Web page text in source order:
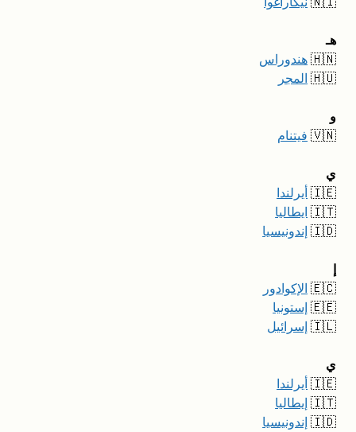
هـ
🇭🇳 هندوراس
🇭🇺 المجر
و
🇻🇳 فيتنام
ي
🇮🇪 أيرلندا
🇮🇹 ايطاليا
🇮🇩 إندونيسيا
🇪🇨 الإكوادور
🇪🇪 إستونيا
🇮🇱 إسرائيل
ي
🇮🇪 أيرلندا
🇮🇹 إيطاليا
🇮🇩 إندونيسيا